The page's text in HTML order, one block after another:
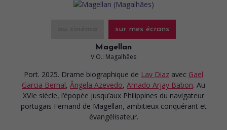
sur mes écrans
Magellan
V.O.: Magalhães
Port. 2025. Drame biographique de Lav Diaz avec Gael
Garcia Bernal, Ângela Azevedo, Amado Arjay Babon. Au
XVIe siècle, l’épopée jusqu’aux Philippines du navigateur
portugais Fernand de Magellan, ambitieux conquérant et
évangélisateur.